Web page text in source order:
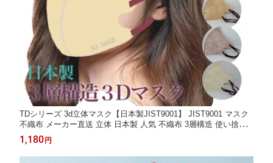
TDシリーズ 3d立体マスク【日本製JIST9001】 JIST9001 マスク
不織布 メーカー直送 立体 日本製 人気 不織布 3層構造 使い捨て
快適 口紅がつきにくい 息がしやすい 耳が痛くなりにくい 風邪 感
染症対策 花粉 飛沫軽減 ウイルス 3色 20枚入【20x2箱 40枚】
【メール便】
1,180 円